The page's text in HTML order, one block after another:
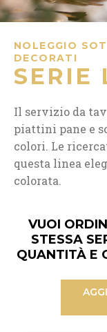
NOLEGGIO
DECORATI
SERIE
Il servizio da
piattini pane e
colori. Le
questa linea
colorata.
VUOI
STESSA
QUANTITÀ E